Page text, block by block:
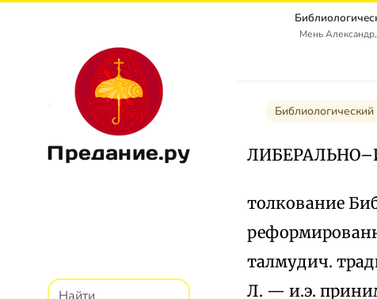
Предание.ру
Мень
толкование
талмудич.
Л. — и.э.